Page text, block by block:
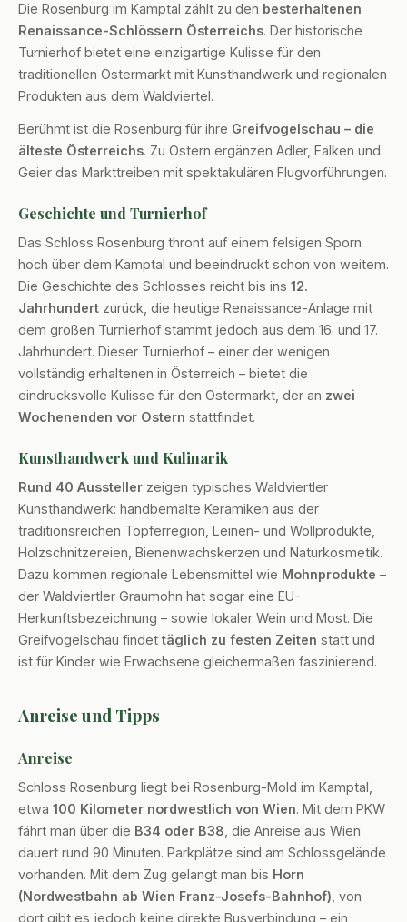
Die Rosenburg im Kamptal zählt zu den besterhaltenen
Renaissance-Schlössern Österreichs. Der historische
Turnierhof bietet eine einzigartige Kulisse für den
traditionellen Ostermarkt mit Kunsthandwerk und regionalen
Produkten aus dem Waldviertel.
Berühmt ist die Rosenburg für ihre Greifvogelschau – die
älteste Österreichs. Zu Ostern ergänzen Adler, Falken und
Geier das Markttreiben mit spektakulären Flugvorführungen.
Geschichte und Turnierhof
Das Schloss Rosenburg thront auf einem felsigen Sporn
hoch über dem Kamptal und beeindruckt schon von weitem.
Die Geschichte des Schlosses reicht bis ins 12.
Jahrhundert zurück, die heutige Renaissance-Anlage mit
dem großen Turnierhof stammt jedoch aus dem 16. und 17.
Jahrhundert. Dieser Turnierhof – einer der wenigen
vollständig erhaltenen in Österreich – bietet die
eindrucksvolle Kulisse für den Ostermarkt, der an zwei
Wochenenden vor Ostern stattfindet.
Kunsthandwerk und Kulinarik
Rund 40 Aussteller zeigen typisches Waldviertler
Kunsthandwerk: handbemalte Keramiken aus der
traditionsreichen Töpferregion, Leinen- und Wollprodukte,
Holzschnitzereien, Bienenwachskerzen und Naturkosmetik.
Dazu kommen regionale Lebensmittel wie Mohnprodukte –
der Waldviertler Graumohn hat sogar eine EU-
Herkunftsbezeichnung – sowie lokaler Wein und Most. Die
Greifvogelschau findet täglich zu festen Zeiten statt und
ist für Kinder wie Erwachsene gleichermaßen faszinierend.
Anreise und Tipps
Anreise
Schloss Rosenburg liegt bei Rosenburg-Mold im Kamptal,
etwa 100 Kilometer nordwestlich von Wien. Mit dem PKW
fährt man über die B34 oder B38 , die Anreise aus Wien
dauert rund 90 Minuten. Parkplätze sind am Schlossgelände
vorhanden. Mit dem Zug gelangt man bis Horn
(Nordwestbahn ab Wien Franz-Josefs-Bahnhof) , von
dort gibt es jedoch keine direkte Busverbindung – ein